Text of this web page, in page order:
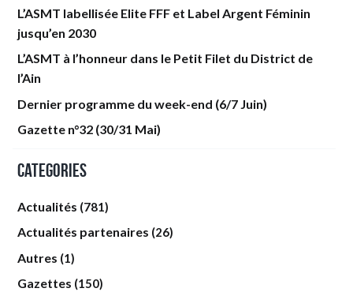
L’ASMT labellisée Elite FFF et Label Argent Féminin
jusqu’en 2030
L’ASMT à l’honneur dans le Petit Filet du District de
l’Ain
Dernier programme du week-end (6/7 Juin)
Gazette n°32 (30/31 Mai)
Categories
Actualités (781)
Actualités partenaires (26)
Autres (1)
Gazettes (150)